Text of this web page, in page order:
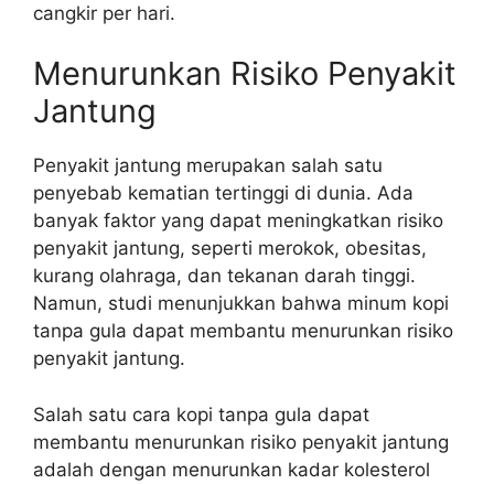
cangkir per hari.
Menurunkan Risiko Penyakit
Jantung
Penyakit jantung merupakan salah satu
penyebab kematian tertinggi di dunia. Ada
banyak faktor yang dapat meningkatkan risiko
penyakit jantung, seperti merokok, obesitas,
kurang olahraga, dan tekanan darah tinggi.
Namun, studi menunjukkan bahwa minum kopi
tanpa gula dapat membantu menurunkan risiko
penyakit jantung.
Salah satu cara kopi tanpa gula dapat
membantu menurunkan risiko penyakit jantung
adalah dengan menurunkan kadar kolesterol